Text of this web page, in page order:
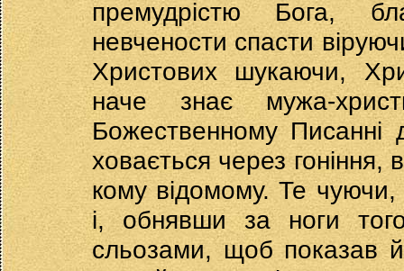
премудрістю Бога,
невчености спасти
Христових шукаючи,
наче знає мужа-
Божественному Писанні
ховається через гоніння,
кому відомому. Те
і, обнявши за ноги
сльозами, щоб показав